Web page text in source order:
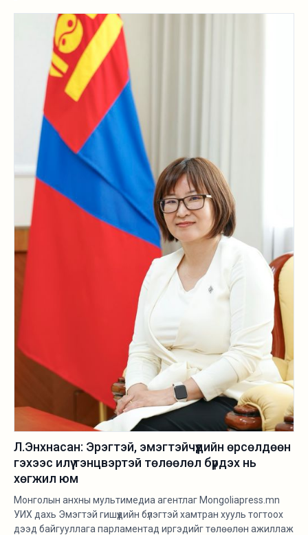
Л.Энхнасан: Эрэгтэй, эмэгтэйчүүдийн өрсөлдөөн
гэхээс илүү тэнцвэртэй төлөөлөл бүрдэх нь
хөгжил юм
Монголын анхны мультимедиа агентлаг Mongoliapress.mn
УИХ дахь Эмэгтэй гишүүдийн бүлэгтэй хамтран хууль тогтоох
дээд байгууллага парламентад иргэдийг төлөөлөн ажиллаж